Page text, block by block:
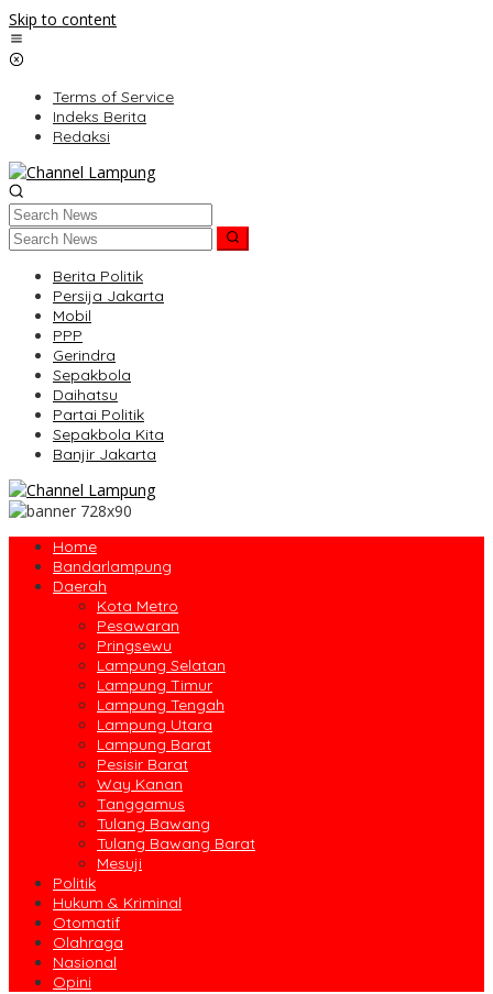
Skip to content
Terms of Service
Indeks Berita
Redaksi
Berita Politik
Persija Jakarta
Mobil
PPP
Gerindra
Sepakbola
Daihatsu
Partai Politik
Sepakbola Kita
Banjir Jakarta
Home
Bandarlampung
Daerah
Kota Metro
Pesawaran
Pringsewu
Lampung Selatan
Lampung Timur
Lampung Tengah
Lampung Utara
Lampung Barat
Pesisir Barat
Way Kanan
Tanggamus
Tulang Bawang
Tulang Bawang Barat
Mesuji
Politik
Hukum & Kriminal
Otomatif
Olahraga
Nasional
Opini